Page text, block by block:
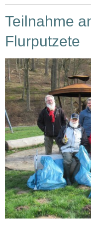
Teilnahme
Flurputzete